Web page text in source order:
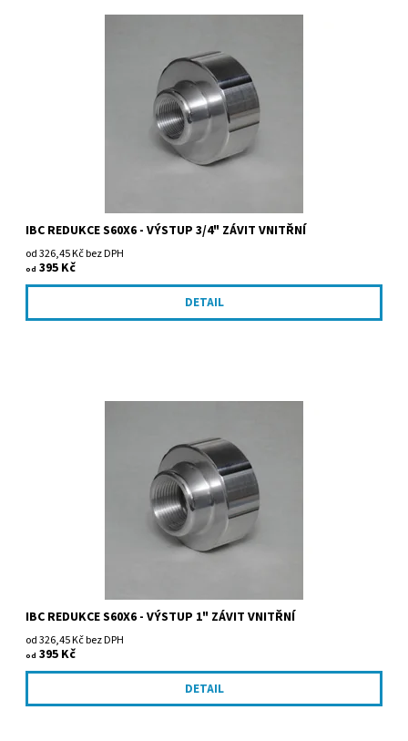
IBC REDUKCE S60X6 - VÝSTUP 3/4" ZÁVIT VNITŘNÍ
od 326,45 Kč bez DPH
od 395 Kč
DETAIL
IBC REDUKCE S60X6 - VÝSTUP 1" ZÁVIT VNITŘNÍ
od 326,45 Kč bez DPH
od 395 Kč
DETAIL